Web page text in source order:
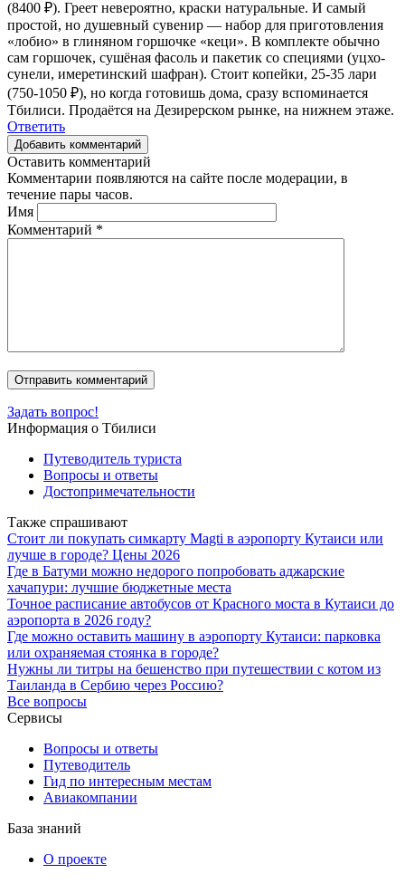
(8400 ₽). Греет невероятно, краски натуральные. И самый
простой, но душевный сувенир — набор для приготовления
«лобио» в глиняном горшочке «кеци». В комплекте обычно
сам горшочек, сушёная фасоль и пакетик со специями (уцхо-
сунели, имеретинский шафран). Стоит копейки, 25-35 лари
(750-1050 ₽), но когда готовишь дома, сразу вспоминается
Тбилиси. Продаётся на Дезирерском рынке, на нижнем этаже.
Ответить
Добавить комментарий
Оставить комментарий
Комментарии появляются на сайте после модерации, в
течение пары часов.
Имя
Комментарий *
Задать вопрос!
Информация о Тбилиси
Путеводитель туриста
Вопросы и ответы
Достопримечательности
Также спрашивают
Стоит ли покупать симкарту Magti в аэропорту Кутаиси или
лучше в городе? Цены 2026
Где в Батуми можно недорого попробовать аджарские
хачапури: лучшие бюджетные места
Точное расписание автобусов от Красного моста в Кутаиси до
аэропорта в 2026 году?
Где можно оставить машину в аэропорту Кутаиси: парковка
или охраняемая стоянка в городе?
Нужны ли титры на бешенство при путешествии с котом из
Таиланда в Сербию через Россию?
Все вопросы
Сервисы
Вопросы и ответы
Путеводитель
Гид по интересным местам
Авиакомпании
База знаний
О проекте